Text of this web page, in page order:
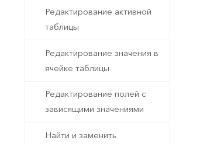
Редактирование активной
таблицы
Редактирование значения в
ячейке таблицы
Редактирование полей с
зависящими значениями
Найти и заменить